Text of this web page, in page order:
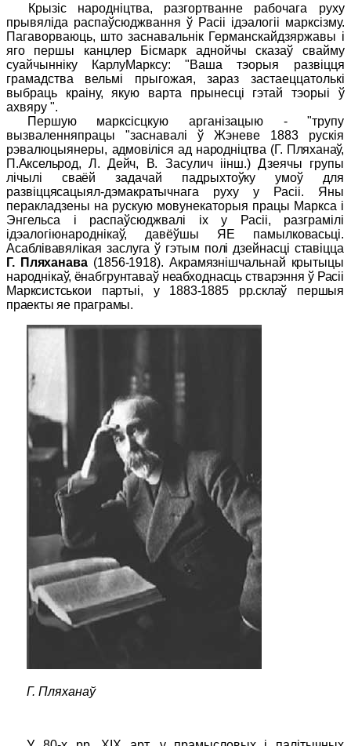
Крызіс народніцтва, разгортванне рабочага руху
прывяліда распаўсюджвання ў Расіі ідэалогіі марксізму.
Пагаворваюць, што заснавальнік Германскайдзяржавы і
яго першы канцлер Бісмарк аднойчы сказаў свайму
суайчынніку КарлуМарксу: "Ваша тэорыя развіцця
грамадства вельмі прыгожая, зараз застаеццатолькі
выбраць краіну, якую варта прынесці гэтай тэорыі ў
ахвяру ".
Першую марксісцкую арганізацыю - "трупу
вызваленняпрацы "заснавалі ў Жэневе 1883 рускія
рэвалюцыянеры, адмовіліся ад народніцтва (Г. Пляханаў,
П.Аксельрод, Л. Дейч,
В. Засулич іінш.) Дзеячы групы
лічылі сваёй задачай падрыхтоўку умоў для
развіццясацыял-дэмакратычнага руху у Расіі. Яны
перакладзены на рускую мовунекаторыя працы Маркса і
Энгельса і распаўсюджвалі іх у Расіі, разграмілі
ідэалогіюнароднікаў, давёўшы ЯЕ памылковасьці.
Асаблівавялікая заслуга ў гэтым полі дзейнасці ставіцца
Г. Пляханава (1856-1918). Акрамязнішчальнай крытыцы
народнікаў, ёнабгрунтаваў неабходнасць стварэння ў Расіі
Марксистськои партыі, у 1883-1885 pp.склаў першыя
праекты яе праграмы.
Г.Пляханаў